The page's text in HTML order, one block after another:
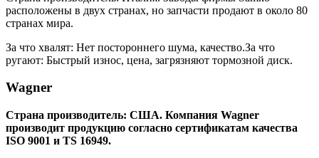
расположены в двух странах, но запчасти продают в около 80
странах мира.
За что хвалят: Нет постороннего шума, качество.За что
ругают: Быстрый износ, цена, загрязняют тормозной диск.
Wagner
Страна производитель: США. Компания Wagner
производит продукцию согласно сертификатам качества
ISO 9001 и TS 16949.